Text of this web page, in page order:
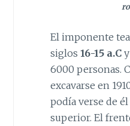
El imponente
siglos 16-15 a.Cy
6000 personas.
excavarse en
podía verse de él
superior. El